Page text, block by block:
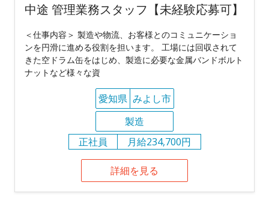
中途 管理業務スタッフ【未経験応募可】
＜仕事内容＞ 製造や物流、お客様とのコミュニケーショ
ンを円滑に進める役割を担います。 工場には回収されて
きた空ドラム缶をはじめ、製造に必要な金属バンドボルト
ナットなど様々な資
愛知県 みよし市
製造
正社員
月給234,700円
詳細を見る